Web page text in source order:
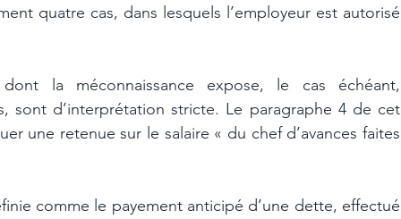
quatre cas, dans lesquels l’employeur est autorisé
la méconnaissance expose, le cas échéant,
sont d’interprétation stricte. Le paragraphe 4 de cet
une retenue sur le salaire « du chef d’avances faites
comme le payement anticipé d’une dette, effectué